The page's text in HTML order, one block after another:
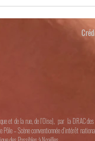
et de la rue, de l’Oise), par la DRAC
– Scène conventionnée d’intérêt